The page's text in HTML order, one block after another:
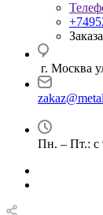
г. Москва
Пн. – Пт.: с